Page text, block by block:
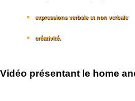
expressions verbale et non verbale
créativité.
Vidéo présentant le home